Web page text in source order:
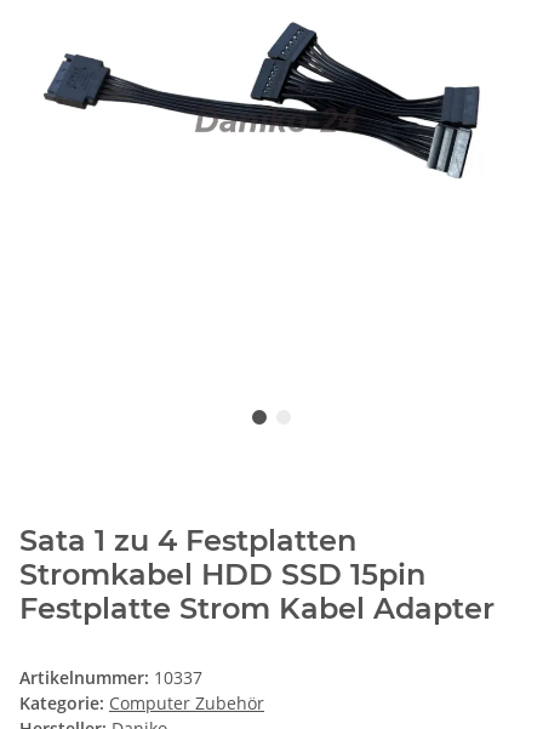
Sata 1 zu 4 Festplatten
Stromkabel HDD SSD 15pin
Festplatte Strom Kabel Adapter
Artikelnummer: 10337
Kategorie: Computer Zubehör